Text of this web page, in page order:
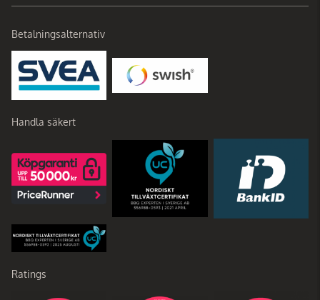
Betalningsalternativ
Handla säkert
Ratings